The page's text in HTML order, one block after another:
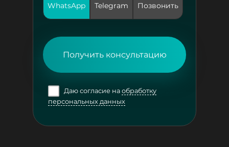
WhatsApp Telegram Позвонить
Получить консультацию
Даю согласие на обработку
персональных данных